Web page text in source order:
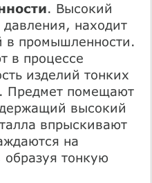
. Высокий
находит
в промышленности.
в процессе
изделий тонких
Предмет помещают
высокий
впрыскивают
на
образуя тонкую